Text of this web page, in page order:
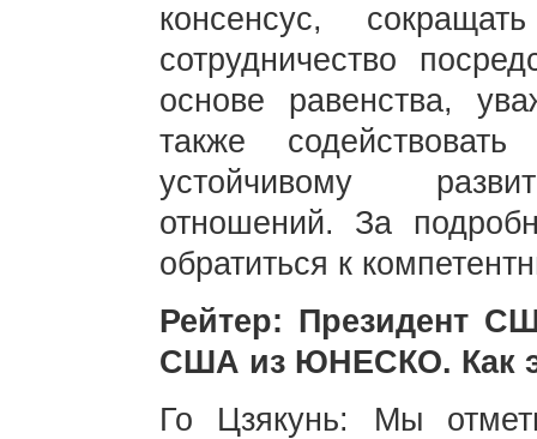
консенсус,
сотрудничество
основе равенства,
также
устойчивому
отношений. За
обратиться к
Рейтер: Президент
США из ЮНЕСКО. Как
Го Цзякунь: Мы